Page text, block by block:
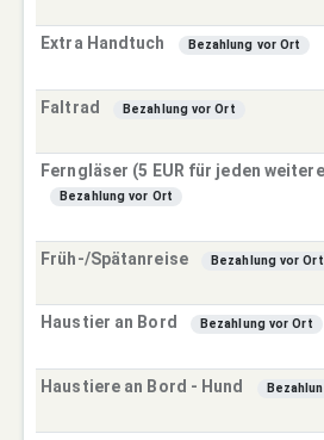
Extra Handtuch
Bezahlung vor Ort
Faltrad
Bezahlung vor Ort
Ferngläser (5 EUR für jeden
Bezahlung vor Ort
Früh-/Spätanreise
Bezahlung vor Ort
Haustier an Bord
Bezahlung vor Ort
Haustiere an Bord - Hund